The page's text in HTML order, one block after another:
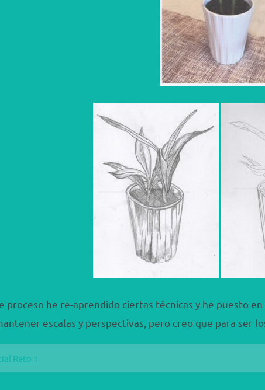
proceso he re-aprendido ciertas técnicas y he puesto
escalas y perspectivas, pero creo que para ser
Reto 1